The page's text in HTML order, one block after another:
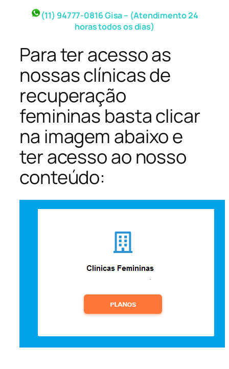
(11) 94777-0816 Gisa – (Atendimento 24
horas todos os dias)
Para ter acesso as
nossas clínicas de
recuperação
femininas basta clicar
na imagem abaixo e
ter acesso ao nosso
conteúdo: